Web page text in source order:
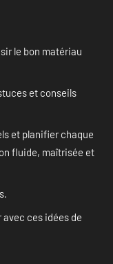
le bon matériau
et conseils
et planifier chaque
fluide, maîtrisée et
ces idées de